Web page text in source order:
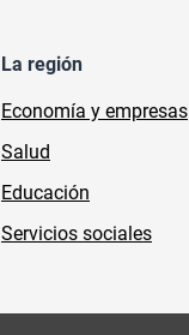
La región
Economía y empresas
Salud
Educación
Servicios sociales